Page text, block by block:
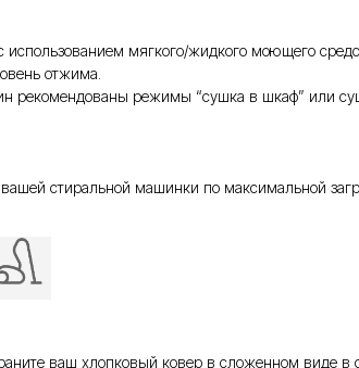
мягкого/жидкого моющего
отжима.
рекомендованы режимы “сушка в шкаф” или
стиральной машинки по максимальной
ваш хлопковый ковер в сложенном